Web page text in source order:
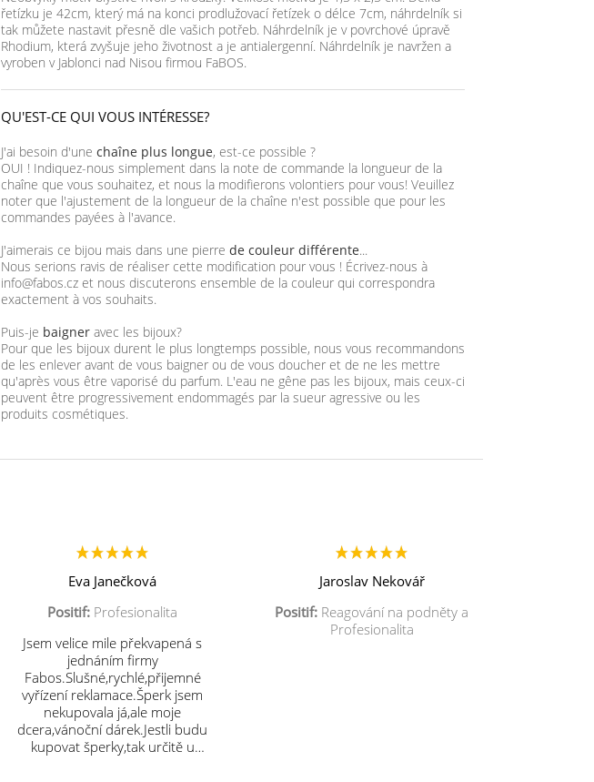
řetízku je 42cm, který má na konci prodlužovací řetízek o délce 7cm, náhrdelník si
tak můžete nastavit přesně dle vašich potřeb. Náhrdelník je v povrchové úpravě
Rhodium, která zvyšuje jeho životnost a je antialergenní. Náhrdelník je navržen a
vyroben v Jablonci nad Nisou firmou FaBOS.
QU'EST-CE QUI VOUS INTÉRESSE?
J'ai besoin d'une chaîne plus longue, est-ce possible ?
OUI ! Indiquez-nous simplement dans la note de commande la longueur de la
chaîne que vous souhaitez, et nous la modifierons volontiers pour vous! Veuillez
noter que l'ajustement de la longueur de la chaîne n'est possible que pour les
commandes payées à l'avance.
J'aimerais ce bijou mais dans une pierre de couleur différente...
Nous serions ravis de réaliser cette modification pour vous ! Écrivez-nous à
info@fabos.cz et nous discuterons ensemble de la couleur qui correspondra
exactement à vos souhaits.
Puis-je baigner avec les bijoux?
Pour que les bijoux durent le plus longtemps possible, nous vous recommandons
de les enlever avant de vous baigner ou de vous doucher et de ne les mettre
qu'après vous être vaporisé du parfum. L'eau ne gêne pas les bijoux, mais ceux-ci
peuvent être progressivement endommagés par la sueur agressive ou les
produits cosmétiques.
Eva Janečková
Positif: Profesionalita
Jsem velice mile překvapená s
jednáním firmy
Fabos.Slušné,rychlé,přijemné
vyřízení reklamace.Šperk jsem
nekupovala já,ale moje
dcera,vánoční dárek.Jestli budu
kupovat šperky,tak určitě u
Jaroslav Nekovář
Positif: Reagování na podněty a
Profesionalita